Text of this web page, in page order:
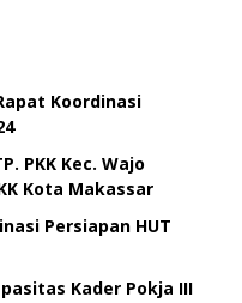
Koordinasi
PKK Kec. Wajo
Kota Makassar
Persiapan HUT
Kader Pokja III